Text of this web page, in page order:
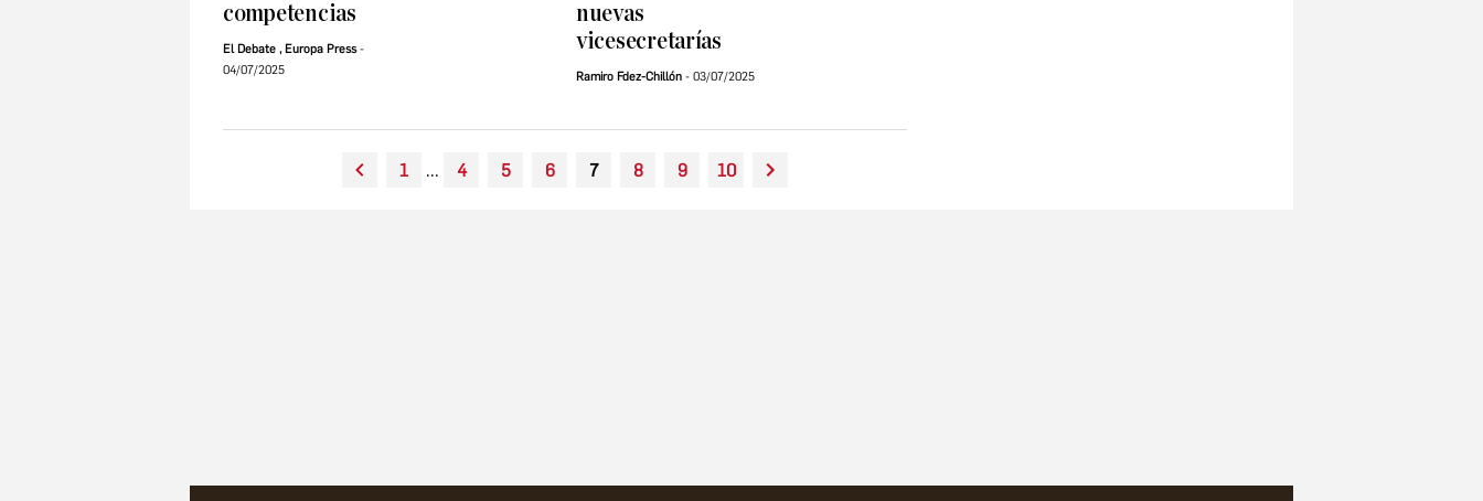
competencias
El Debate , Europa Press
04/07/2025
nuevas
vicesecretarías
Ramiro Fdez-Chillón 03/07/2025
1 ... 4 5 6 7 8 9 10